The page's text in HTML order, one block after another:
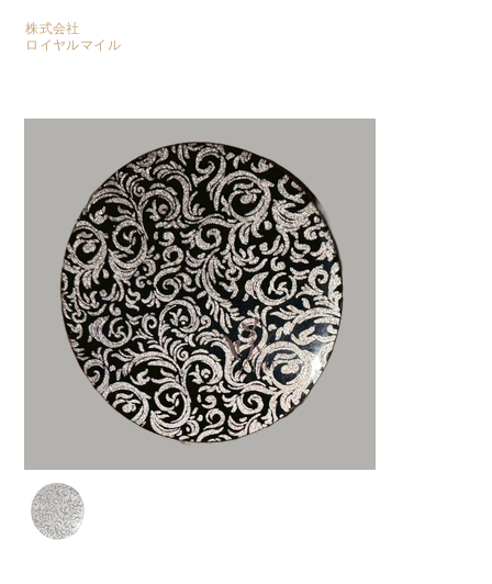
株式会社
​ロイヤルマイル